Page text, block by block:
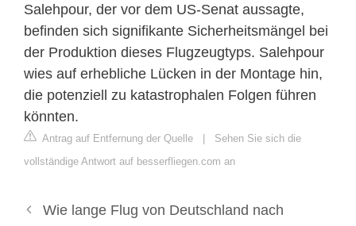
Salehpour, der vor dem US-Senat aussagte,
befinden sich signifikante Sicherheitsmängel bei
der Produktion dieses Flugzeugtyps. Salehpour
wies auf erhebliche Lücken in der Montage hin,
die potenziell zu katastrophalen Folgen führen
könnten.
Antrag auf Entfernung der Quelle | Sehen Sie sich die
vollständige Antwort auf besserfliegen.com an
Wie lange Flug von Deutschland nach